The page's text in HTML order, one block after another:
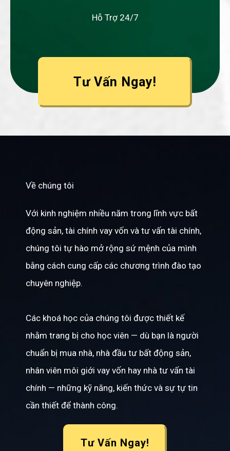
Hỗ Trợ 24/7
Tư Vấn Ngay!
Về chúng tôi
Với kinh nghiệm nhiều năm trong lĩnh vực bất
động sản, tài chính vay vốn và tư vấn tài chính,
chúng tôi tự hào mở rộng sứ mệnh của mình
bằng cách cung cấp các chương trình đào tạo
chuyên nghiệp.
Các khoá học của chúng tôi được thiết kế
nhằm trang bị cho học viên — dù bạn là người
chuẩn bị mua nhà, nhà đầu tư bất động sản,
nhân viên môi giới vay vốn hay nhà tư vấn tài
chính — những kỹ năng, kiến thức và sự tự tin
cần thiết để thành công.
Tư Vấn Ngay!